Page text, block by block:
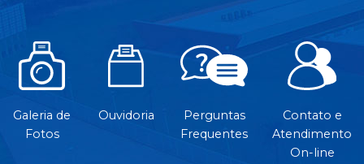
Galeria de
Fotos
Ouvidoria
Perguntas
Frequentes
Contato e
Atendimento
On-line